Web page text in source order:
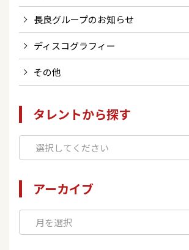
長良グループのお知らせ
ディスコグラフィー
その他
タレントから探す
アーカイブ